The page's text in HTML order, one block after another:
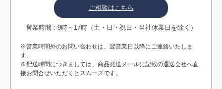
ご相談はこちら
営業時間 : 9時～17時（土・日・祝日・当社休業日を除く）
※営業時間外のお問い合わせは、翌営業日以降にご連絡いたしま
す。
※配送時間につきましては、商品発送メールに記載の運送会社へ直
接お問合せいただくとスムーズです。